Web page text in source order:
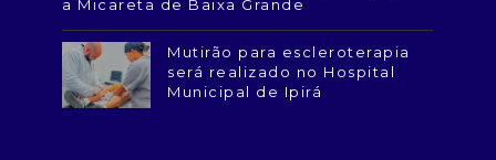
a Micareta de Baixa Grande
Mutirão para escleroterapia
será realizado no Hospital
Municipal de Ipirá